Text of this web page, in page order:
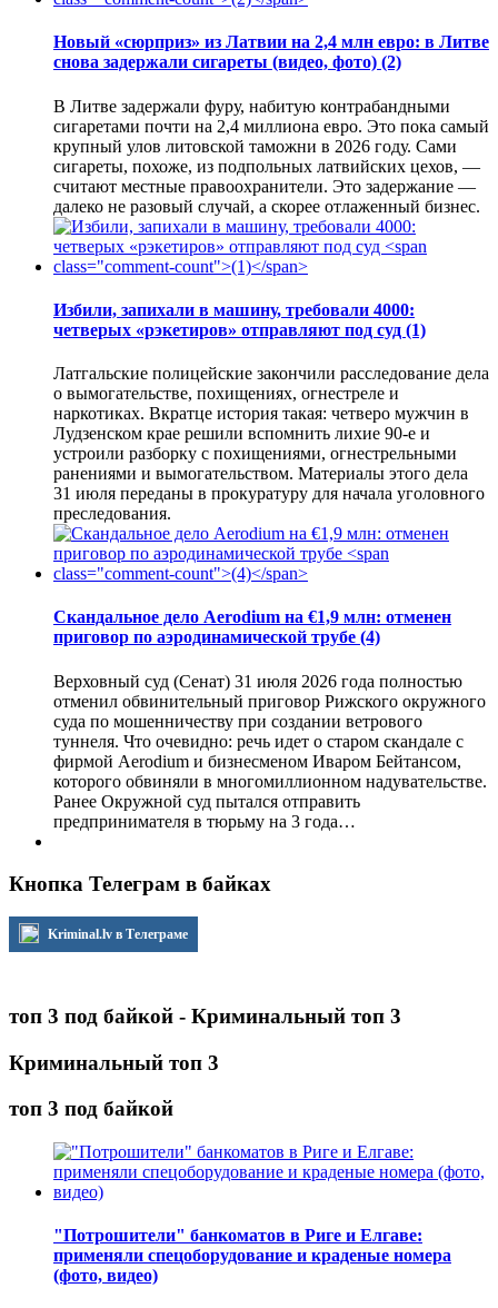
Новый «сюрприз» из Латвии на 2,4 млн евро: в Литве
снова задержали сигареты (видео, фото) (2)
В Литве задержали фуру, набитую контрабандными
сигаретами почти на 2,4 миллиона евро. Это пока самый
крупный улов литовской таможни в 2026 году. Сами
сигареты, похоже, из подпольных латвийских цехов, —
считают местные правоохранители. Это задержание —
далеко не разовый случай, а скорее отлаженный бизнес.
Избили, запихали в машину, требовали 4000:
четверых «рэкетиров» отправляют под суд (1)
Латгальские полицейские закончили расследование дела
о вымогательстве, похищениях, огнестреле и
наркотиках. Вкратце история такая: четверо мужчин в
Лудзенском крае решили вспомнить лихие 90-е и
устроили разборку с похищениями, огнестрельными
ранениями и вымогательством. Материалы этого дела
31 июля переданы в прокуратуру для начала уголовного
преследования.
Скандальное дело Aerodium на €1,9 млн: отменен
приговор по аэродинамической трубе (4)
Верховный суд (Сенат) 31 июля 2026 года полностью
отменил обвинительный приговор Рижского окружного
суда по мошенничеству при создании ветрового
туннеля. Что очевидно: речь идет о старом скандале с
фирмой Aerodium и бизнесменом Иваром Бейтансом,
которого обвиняли в многомиллионном надувательстве.
Ранее Окружной суд пытался отправить
предпринимателя в тюрьму на 3 года…
Кнопка Телеграм в байках
Kriminal.lv в Телеграме
топ 3 под байкой - Криминальный топ 3
Криминальный топ 3
топ 3 под байкой
"Потрошители" банкоматов в Риге и Елгаве:
применяли спецоборудование и краденые номера
(фото, видео)